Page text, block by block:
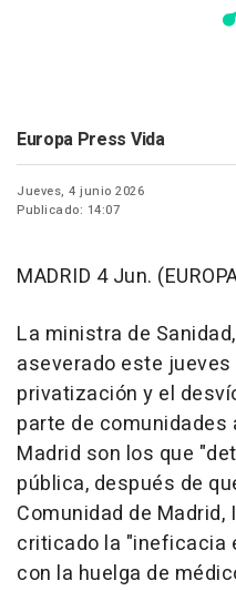
Europa Press Vida
Jueves, 4 junio 2026
Publicado: 14:07
MADRID 4 Jun.
La ministra de
aseverado este
privatización y el
parte de
Madrid son los que
pública, después de
Comunidad de Madrid,
criticado la "ineficacia
con la huelga de